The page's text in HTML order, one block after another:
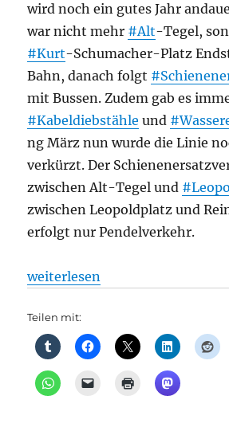
wird noch ein gutes Jahr
war nicht mehr #Alt-Tegel,
#Kurt-Schumacher-Platz
Bahn, danach folgt
mit Bussen. Zudem gab es
#Kabeldiebstähle und
ng März nun wurde die Linie
verkürzt. Der
zwischen Alt-Tegel und
zwischen Leopoldplatz und
erfolgt nur Pendelverkehr.
„U-Bahn: Berlins
weiterlesen
Teilen mit: